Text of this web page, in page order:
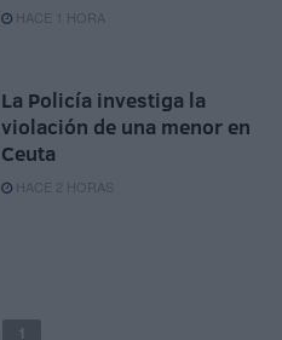
HACE 1 HORA
La Policía investiga la
violación de una menor en
Ceuta
HACE 2 HORAS
1